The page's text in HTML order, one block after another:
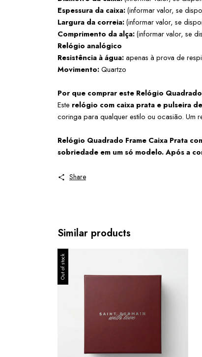
Espessura da caixa: (informar valor, se
Largura da correia: (informar valor, se
Comprimento da alça: (informar valor, se
Relógio analógico
Resistência à água: apenas à prova de
Movimento: Quartzo
Por que comprar este Relógio
Este relógio com caixa prata e pulseira
coringa para qualquer estilo ou ocasião. Um
Relógio Quadrado Frame Caixa Prata
sobriedade em um só modelo. Após a
Share
Similar products
Out of stock